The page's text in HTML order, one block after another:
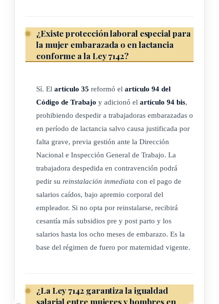
primero del artículo 194 delCódigo Electoral, los partidos
políticos deberán destinar un porcentaje para promover la
formación y la participación política de la mujer.
CAPÍTULO III
De los derechos sociales
Toda propiedad inmueble otorgada mediante programas de
desarrollo social, deberá inscribirse a nombre de ambos
la adjudicación se cumple con lo enunciado en el párrafo
¿Existe protección laboral especial para
la mujer embarazada o en lactancia
conforme a la Ley 7142?
Sí. El artículo 35 reformó el artículo 94 del
Código de Trabajo y adicionó el artículo 94 bis,
prohibiendo despedir a trabajadoras embarazadas o
en período de lactancia salvo causa justificada por
falta grave, previa gestión ante la Dirección
Nacional e Inspección General de Trabajo. La
trabajadora despedida en contravención podrá
pedir su reinstalación inmediata con el pago de
salarios caídos, bajo apremio corporal del
empleador. Si no opta por reinstalarse, recibirá
cesantía más subsidios pre y post parto y los
salarios hasta los ocho meses de embarazo. Es la
base del régimen de fuero por maternidad vigente.
¿La Ley 7142 garantiza la igualdad
salarial entre mujeres y hombres en